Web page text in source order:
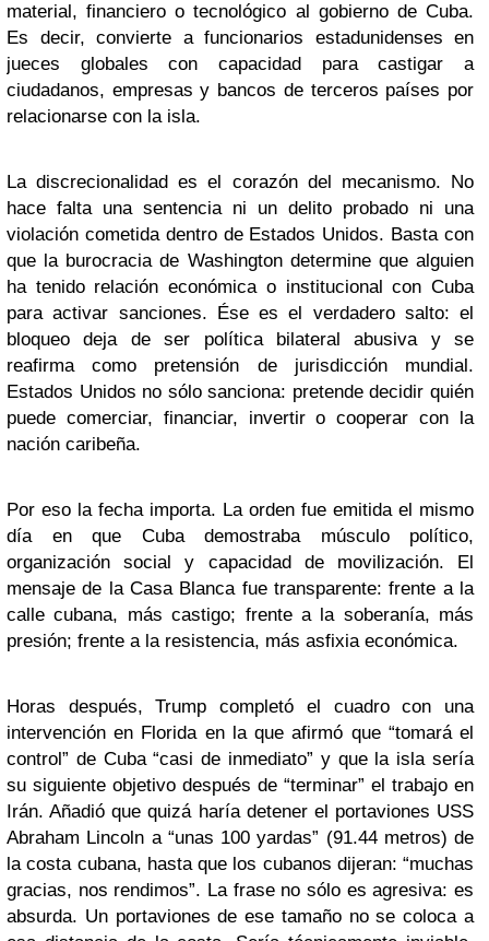
material, financiero o tecnológico al gobierno de Cuba.
Es decir, convierte a funcionarios estadunidenses en
jueces globales con capacidad para castigar a
ciudadanos, empresas y bancos de terceros países por
relacionarse con la isla.
La discrecionalidad es el corazón del mecanismo. No
hace falta una sentencia ni un delito probado ni una
violación cometida dentro de Estados Unidos. Basta con
que la burocracia de Washington determine que alguien
ha tenido relación económica o institucional con Cuba
para activar sanciones. Ése es el verdadero salto: el
bloqueo deja de ser política bilateral abusiva y se
reafirma como pretensión de jurisdicción mundial.
Estados Unidos no sólo sanciona: pretende decidir quién
puede comerciar, financiar, invertir o cooperar con la
nación caribeña.
Por eso la fecha importa. La orden fue emitida el mismo
día en que Cuba demostraba músculo político,
organización social y capacidad de movilización. El
mensaje de la Casa Blanca fue transparente: frente a la
calle cubana, más castigo; frente a la soberanía, más
presión; frente a la resistencia, más asfixia económica.
Horas después, Trump completó el cuadro con una
intervención en Florida en la que afirmó que “tomará el
control” de Cuba “casi de inmediato” y que la isla sería
su siguiente objetivo después de “terminar” el trabajo en
Irán. Añadió que quizá haría detener el portaviones USS
Abraham Lincoln a “unas 100 yardas” (91.44 metros) de
la costa cubana, hasta que los cubanos dijeran: “muchas
gracias, nos rendimos”. La frase no sólo es agresiva: es
absurda. Un portaviones de ese tamaño no se coloca a